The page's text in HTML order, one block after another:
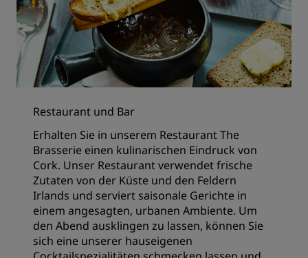
Restaurant und Bar
Erhalten Sie in unserem Restaurant The
Brasserie einen kulinarischen Eindruck von
Cork. Unser Restaurant verwendet frische
Zutaten von der Küste und den Feldern
Irlands und serviert saisonale Gerichte in
einem angesagten, urbanen Ambiente. Um
den Abend ausklingen zu lassen, können Sie
sich eine unserer hauseigenen